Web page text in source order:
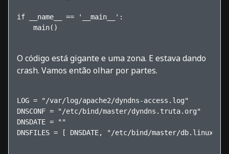
if __name__ == '__main__':
    main()
O código está gigante e uma zona. E estava dando
crash. Vamos então olhar por partes.
LOG = "/var/log/apache2/dyndns-access.log"
DNSCONF = "/etc/bind/master/dyndns.truta.org"
DNSDATE = ""
DNSFILES = [ DNSDATE, "/etc/bind/master/